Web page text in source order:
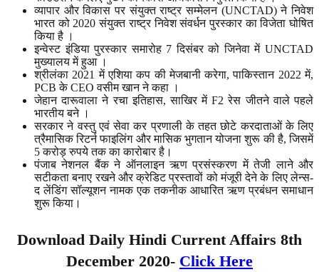
व्यापार और विकास पर संयुक्त राष्ट्र सम्मेलन (UNCTAD) ने निवेश
भारत को 2020 संयुक्त राष्ट्र निवेश संवर्धन पुरस्कार का विजेता घोषित
किया है ।
इन्वेस्ट इंडिया पुरस्कार समारोह 7 दिसंबर को जिनेवा में UNCTAD
मुख्यालय में हुआ ।
श्रीलंका 2021 में एशिया कप की मेजबानी करेगा, पाकिस्तान 2022 में,
PCB के CEO वसीम खान ने कहा ।
जेहान दारूवाला ने रचा इतिहास, साखिर में F2 रेस जीतने वाले पहले
भारतीय बने ।
सरकार ने वस्तु एवं सेवा कर प्रणाली के तहत छोटे करदाताओं के लिए
त्रैमासिक रिटर्न फाइलिंग और मासिक भुगतान योजना शुरू की है, जिसमें
5 करोड़ रुपये तक का कारोबार है।
पंजाब नेशनल बैंक ने ऑनलाइन ऋण प्रसंस्करण में तेजी लाने और
सटीकता बनाए रखने और क्रेडिट प्रस्तावों को मंजूरी देने के लिए लेन्स-
द लेंडिंग सॉल्यूशन नामक एक तकनीक आधारित ऋण प्रबंधन समाधान
शुरू किया।
Download Daily Hindi Current Affairs 8th
December 2020- Click Here